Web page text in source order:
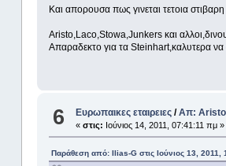
Και απορουσα πως γινεται τετοια
Αristo,Laco,Stowa,Junkers και
Απαραδεκτο για τα Steinhart,καλυτερα να
6 Ευρωπαικες εταιρειες /Απ: Aristo
«στις: Ιούνιος 14, 2011, 07:41:11 πμ »
Παράθεση από: Ilias-G στις Ιούνιος 13, 2011,